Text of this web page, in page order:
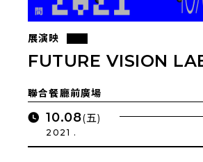
展演映
FUTURE VISION
聯合餐廳前廣場
10.08(五)
2021 .